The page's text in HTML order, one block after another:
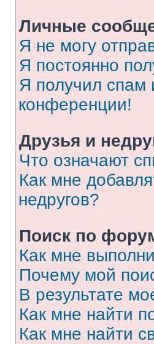
Личные
Я не могу
Я постоянно
Я получил спам
конференции!
Друзья и
Что означают
Как мне
недругов?
Поиск по
Как мне
Почему мой
В результате
Как мне найти
Как мне найти